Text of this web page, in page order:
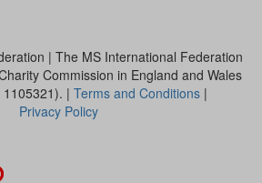
| The MS International Federation
Commission in England and Wales
| Terms and Conditions |
Privacy Policy